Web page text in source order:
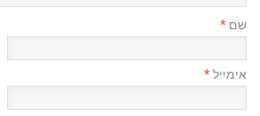
שם *
אימייל*